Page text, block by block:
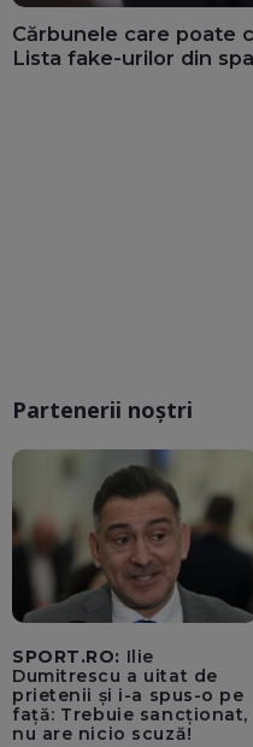
Cărbunele care poate
Lista fake-urilor din
Partenerii noștri
SPORT.RO: Ilie
Dumitrescu a uitat de
prietenii și i-a spus-o pe
față: Trebuie sancționat,
nu are nicio scuză!